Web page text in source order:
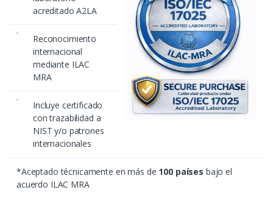
acreditado A2LA
Reconocimiento
internacional
mediante ILAC
MRA
Incluye certificado
con trazabilidad a
NIST y/o patrones
internacionales
*Aceptado técnicamente en más de 100 países bajo el
acuerdo ILAC MRA